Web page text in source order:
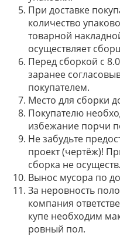
При доставке
количество
товарной
осуществляет
Перед сборкой с
заранее
покупателем.
Место для сборки
Покупателю
избежание порчи
Не забудьте
проект (чертёж)!
сборка не
Вынос мусора по
За неровность
компания
купе необходим
ровный пол.